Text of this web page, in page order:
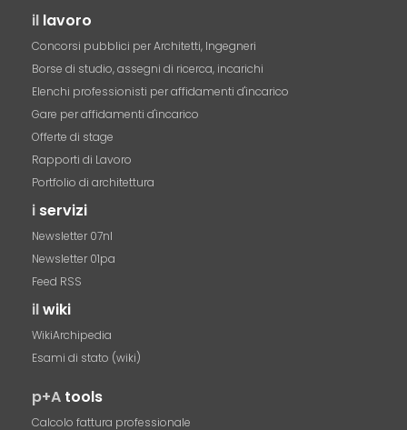
il lavoro
Concorsi pubblici per Architetti, Ingegneri
Borse di studio, assegni di ricerca, incarichi
Elenchi professionisti per affidamenti d'incarico
Gare per affidamenti d'incarico
Offerte di stage
Rapporti di Lavoro
Portfolio di architettura
i servizi
Newsletter 07nl
Newsletter 01pa
Feed RSS
ilwiki
WikiArchipedia
Esami di stato (wiki)
p+A tools
Calcolo fattura professionale